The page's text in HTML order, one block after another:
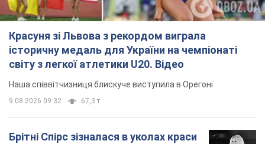
Красуня зі Львова з рекордом виграла
історичну медаль для України на чемпіонаті
світу з легкої атлетики U20. Відео
Наша співвітчизниця блискуче виступила в Орегоні
9.08.2026 09:32 67,3 т.
Брітні Спірс зізналася в уколах краси